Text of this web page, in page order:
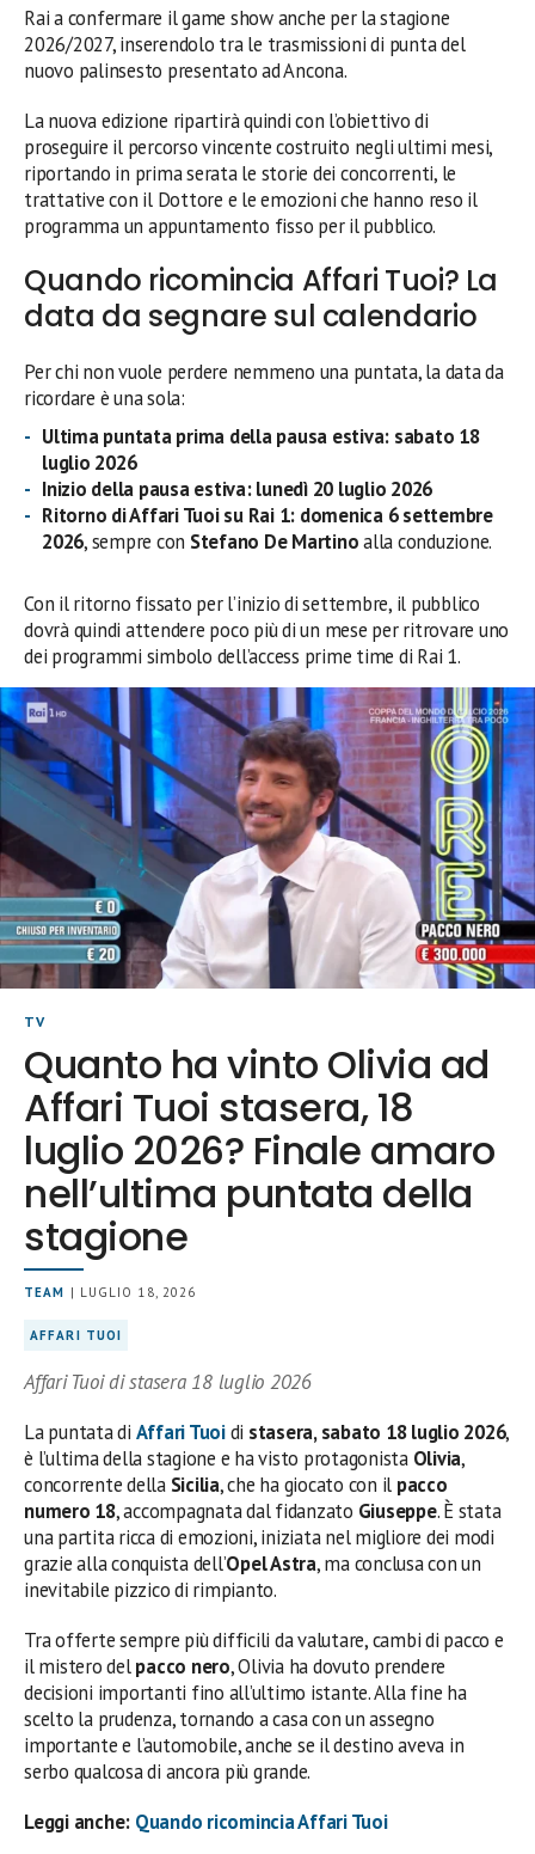
Rai a confermare il game show anche per la stagione
2026/2027, inserendolo tra le trasmissioni di punta del
nuovo palinsesto presentato ad Ancona.
La nuova edizione ripartirà quindi con l’obiettivo di
proseguire il percorso vincente costruito negli ultimi mesi,
riportando in prima serata le storie dei concorrenti, le
trattative con il Dottore e le emozioni che hanno reso il
programma un appuntamento fisso per il pubblico.
Quando ricomincia Affari Tuoi? La
data da segnare sul calendario
Per chi non vuole perdere nemmeno una puntata, la data da
ricordare è una sola:
Ultima puntata prima della pausa estiva: sabato 18
luglio 2026
Inizio della pausa estiva: lunedì 20 luglio 2026
Ritorno di Affari Tuoi su Rai 1: domenica 6 settembre
2026, sempre con Stefano De Martinoalla conduzione.
Con il ritorno fissato per l’inizio di settembre, il pubblico
dovrà quindi attendere poco più di un mese per ritrovare uno
dei programmi simbolo dell’access prime time di Rai 1.
TV
Quanto ha vinto Olivia ad
Affari Tuoi stasera, 18
luglio 2026? Finale amaro
nell’ultima puntata della
stagione
TEAM | LUGLIO 18, 2026
AFFARI TUOI
Affari Tuoi di stasera 18 luglio 2026
La puntata di Affari Tuoidi stasera, sabato 18 luglio 2026,
è l’ultima della stagione e ha visto protagonista Olivia,
concorrente della Sicilia, che ha giocato con il pacco
numero 18, accompagnata dal fidanzato Giuseppe. È stata
una partita ricca di emozioni, iniziata nel migliore dei modi
grazie alla conquista dell’Opel Astra, ma conclusa con un
inevitabile pizzico di rimpianto.
Tra offerte sempre più difficili da valutare, cambi di pacco e
il mistero delpacco nero, Olivia ha dovuto prendere
decisioni importanti fino all’ultimo istante. Alla fine ha
scelto la prudenza, tornando a casa con un assegno
importante e l’automobile, anche se il destino aveva in
serbo qualcosa di ancora più grande.
Leggi anche: Quando ricomincia Affari Tuoi